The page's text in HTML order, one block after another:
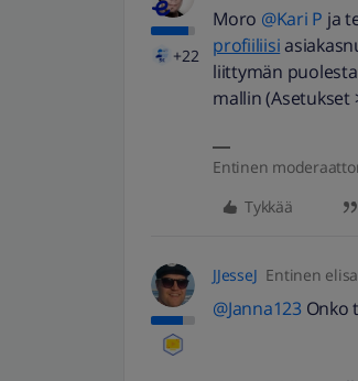
+22
Moro @Kari P ja
profiiliisi
liittymän
mallin (Asetukset
Entinen
Tykkää
JJesseJ Entinen
@Janna123 Onko